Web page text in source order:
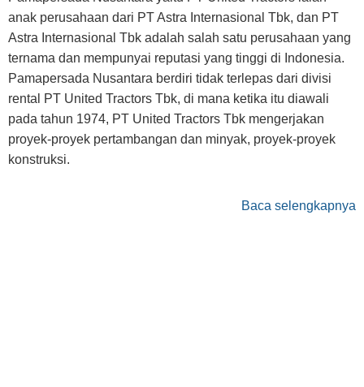
anak perusahaan dari PT Astra Internasional Tbk, dan PT
Astra Internasional Tbk adalah salah satu perusahaan yang
ternama dan mempunyai reputasi yang tinggi di Indonesia.
Pamapersada Nusantara berdiri tidak terlepas dari divisi
rental PT United Tractors Tbk, di mana ketika itu diawali
pada tahun 1974, PT United Tractors Tbk mengerjakan
proyek-proyek pertambangan dan minyak, proyek-proyek
konstruksi.
Baca selengkapnya